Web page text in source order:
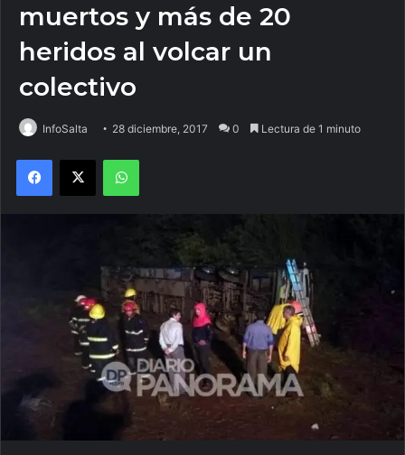
muertos y más de 20
heridos al volcar un
colectivo
InfoSalta 28 diciembre, 2017 0 Lectura de 1 minuto
Facebook
X WhatsApp